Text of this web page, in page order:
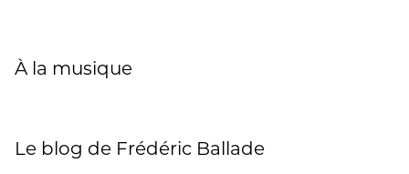
À la musique
Le blog de Frédéric Ballade